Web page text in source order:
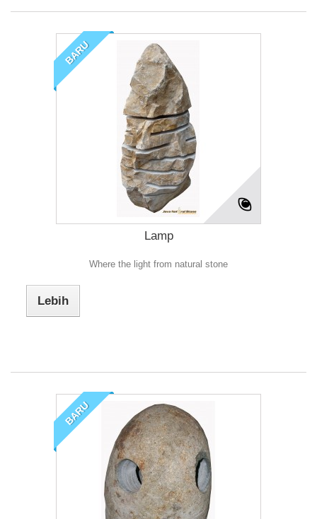
BARU
Lamp
Where the light from natural stone
Lebih
BARU